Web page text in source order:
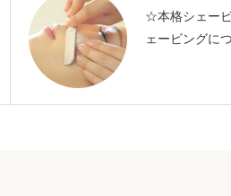
☆本格シェー
ェービングに